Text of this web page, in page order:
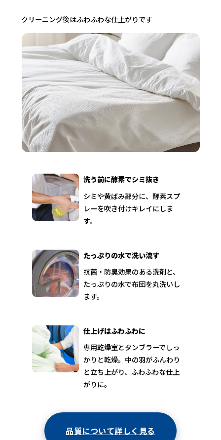
クリーニング後はふわふわな仕上がりです
洗う前に酵素でシミ抜き
シミや黄ばみ部分に、酵素スプ
レーを吹き付けキレイにしま
す。
たっぷりの水で洗い流す
抗菌・防臭効果のある洗剤と、
たっぷりの水で布団を丸洗いし
ます。
仕上げはふわふわに
専用乾燥室とタンブラーでしっ
かりと乾燥。中の羽がふんわり
と立ち上がり、ふわふわな仕上
がりに。
品質について詳しく見る